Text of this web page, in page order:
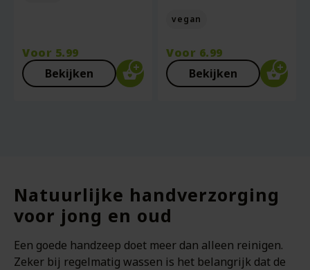
Voor 5.99
Bekijken
vegan
Voor 6.99
Bekijken
Natuurlijke handverzorging
voor jong en oud
Een goede handzeep doet meer dan alleen reinigen.
Zeker bij regelmatig wassen is het belangrijk dat de